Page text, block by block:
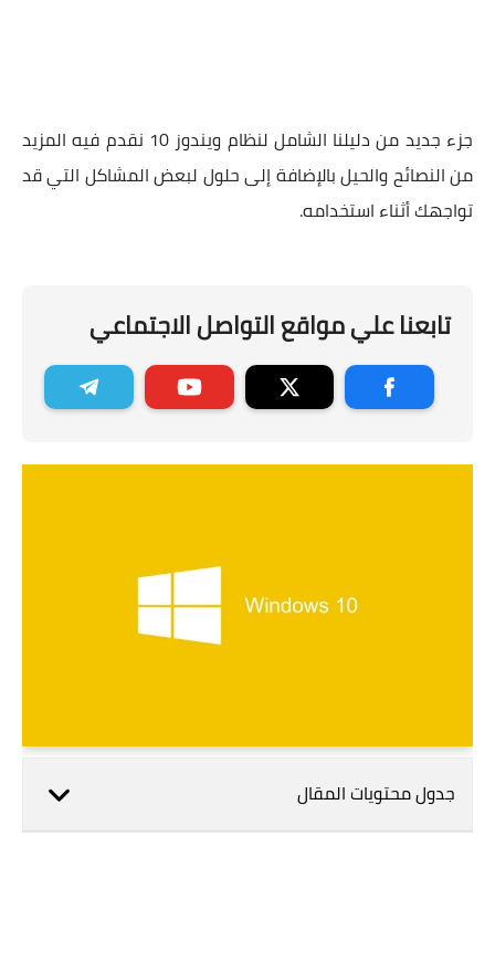
جزء جديد من دليلنا الشامل لنظام ويندوز 10 نقدم فيه المزيد
من النصائح والحيل بالإضافة إلى حلول لبعض المشاكل التي قد
تواجهك أثناء استخدامه.
تابعنا علي مواقع التواصل الاجتماعي
جدول محتويات المقال